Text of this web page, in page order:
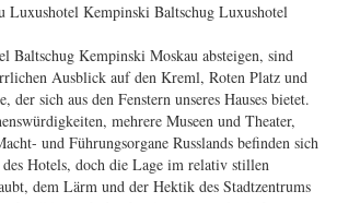
Luxushotel Kempinski Baltschug Luxushotel
Baltschug Kempinski Moskau absteigen, sind
Ausblick auf den Kreml, Roten Platz und
der sich aus den Fenstern unseres Hauses bietet.
mehrere Museen und Theater,
und Führungsorgane Russlands befinden sich
Hotels, doch die Lage im relativ stillen
dem Lärm und der Hektik des Stadtzentrums